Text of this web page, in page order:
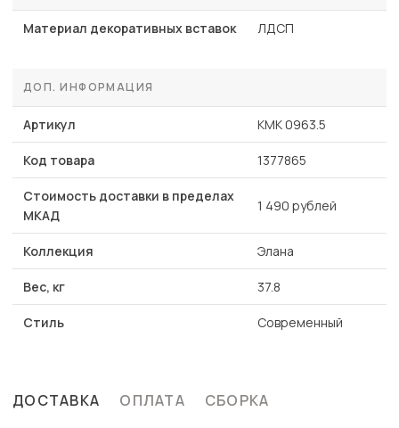
Материал декоративных вставок ЛДСП
ДОП. ИНФОРМАЦИЯ
Артикул КМК 0963.5
Код товара 1377865
Стоимость доставки в пределах
МКАД
1 490 рублей
Коллекция Элана
Вес, кг 37.8
Стиль Современный
ДОСТАВКА ОПЛАТА СБОРКА